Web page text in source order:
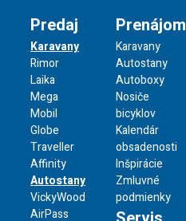
Predaj
Karavany
Rimor
Laika
Mega
Mobil
Globe
Traveller
Affinity
Autostany
VickyWood
AirPass
Prenájom
Karavany
Autostany
Autoboxy
Nosiče
bicyklov
Kalendár
obsadenosti
Inšpirácie
Zmluvné
podmienky